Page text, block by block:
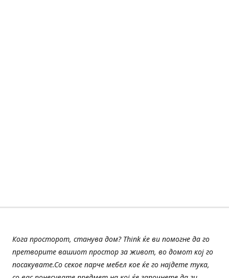
Кога просторот, станува дом? Think ќе ви помогне да го
претворите вашиот простор за живот, во домот кој го
посакувате.Со секое парче мебел кое ќе го најдете тука,